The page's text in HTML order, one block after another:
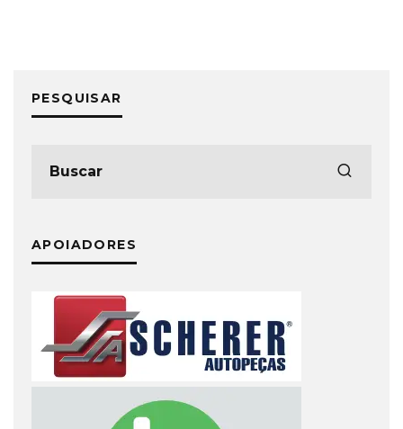
PESQUISAR
APOIADORES